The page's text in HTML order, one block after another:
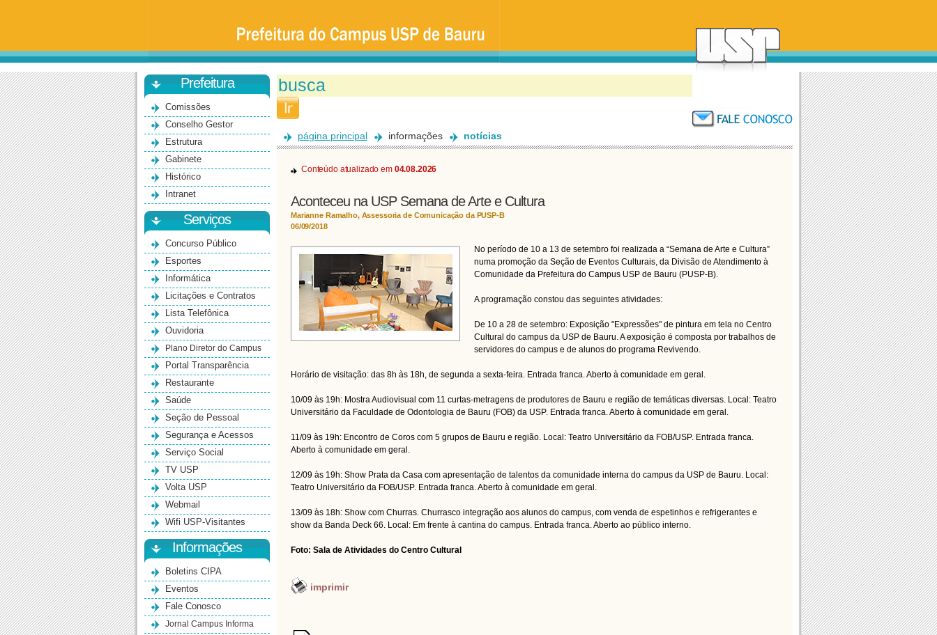
São
Paulo
-
Bauru
conteúdo
principal
Prefeitura
Comissões
Conselho Gestor
Estrutura
Gabinete
Histórico
Intranet
Serviços
Concurso Público
Esportes
Informática
Licitações e Contratos
Lista Telefônica
Ouvidoria
Plano Diretor do Campus
Portal Transparência
Restaurante
Saúde
Seção de Pessoal
Segurança e Acessos
Serviço Social
TV USP
Volta USP
Webmail
Wifi USP-Visitantes
Informações
Boletins CIPA
Eventos
Fale Conosco
Jornal Campus Informa
página principal informações notícias
Conteúdo atualizado em 04.08.2026
Aconteceu na USP Semana de Arte e Cultura
Marianne Ramalho, Assessoria de Comunicação da PUSP-B
06/09/2018
No período de 10 a 13 de setembro foi realizada a “Semana de Arte e Cultura”
numa promoção da Seção de Eventos Culturais, da Divisão de Atendimento à
Comunidade da Prefeitura do Campus USP de Bauru (PUSP-B).
A programação constou das seguintes atividades:
De 10 a 28 de setembro: Exposição "Expressões" de pintura em tela no Centro
Cultural do campus da USP de Bauru. A exposição é composta por trabalhos de
servidores do campus e de alunos do programa Revivendo.
Horário de visitação: das 8h às 18h, de segunda a sexta-feira. Entrada franca. Aberto à comunidade em geral.
10/09 às 19h: Mostra Audiovisual com 11 curtas-metragens de produtores de Bauru e região de temáticas diversas. Local: Teatro
Universitário da Faculdade de Odontologia de Bauru (FOB) da USP. Entrada franca. Aberto à comunidade em geral.
11/09 às 19h: Encontro de Coros com 5 grupos de Bauru e região. Local: Teatro Universitário da FOB/USP. Entrada franca.
Aberto à comunidade em geral.
12/09 às 19h: Show Prata da Casa com apresentação de talentos da comunidade interna do campus da USP de Bauru. Local:
Teatro Universitário da FOB/USP. Entrada franca. Aberto à comunidade em geral.
13/09 às 18h: Show com Churras. Churrasco integração aos alunos do campus, com venda de espetinhos e refrigerantes e
show da Banda Deck 66. Local: Em frente à cantina do campus. Entrada franca. Aberto ao público interno.
Foto: Sala de Atividades do Centro Cultural
imprimir